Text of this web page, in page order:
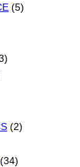
(5)
(2)
(34)